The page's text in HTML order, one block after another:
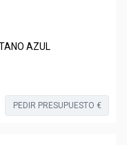
AZUL
PEDIR PRESUPUESTO €